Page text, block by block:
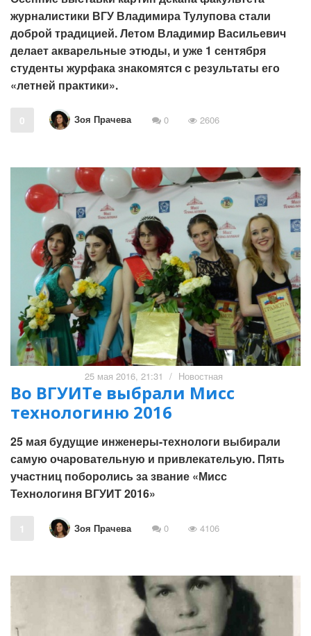
журналистики ВГУ Владимира Тулупова стали
доброй традицией. Летом Владимир Васильевич
делает акварельные этюды, и уже 1 сентября
студенты журфака знакомятся с результаты его
«летней практики».
0 Зоя Прачева 0 2606
25 мая 2016, 21:31 / Новостная
Во ВГУИТе выбрали Мисс
технологиню 2016
25 мая будущие инженеры-технологи выбирали
самую очаровательную и привлекательую. Пять
участниц поборолись за звание «Мисс
Технологиня ВГУИТ 2016»
1 Зоя Прачева 0 4106